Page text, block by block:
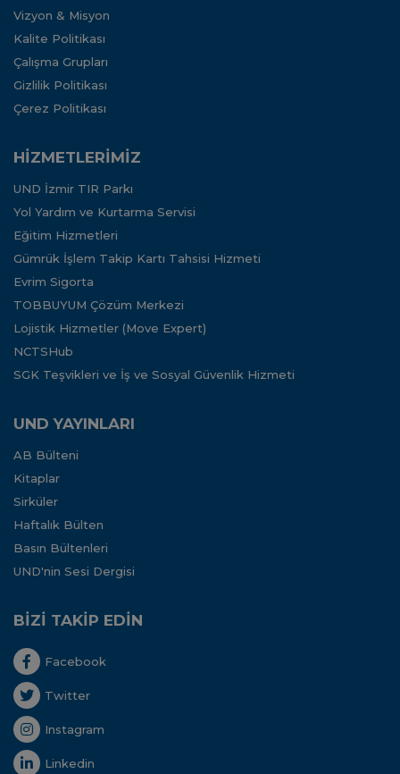
Vizyon & Misyon
Kalite Politikası
Çalışma Grupları
Gizlilik Politikası
Çerez Politikası
HİZMETLERİMİZ
UND İzmir TIR Parkı
Yol Yardım ve Kurtarma Servisi
Eğitim Hizmetleri
Gümrük İşlem Takip Kartı Tahsisi Hizmeti
Evrim Sigorta
TOBBUYUM Çözüm Merkezi
Lojistik Hizmetler (Move Expert)
NCTSHub
SGK Teşvikleri ve İş ve Sosyal Güvenlik Hizmeti
UND YAYINLARI
AB Bülteni
Kitaplar
Sirküler
Haftalık Bülten
Basın Bültenleri
UND'nin Sesi Dergisi
BİZİ TAKİP EDİN
Facebook
Twitter
Instagram
Linkedin